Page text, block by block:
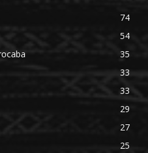
74
54
35
33
33
29
27
25